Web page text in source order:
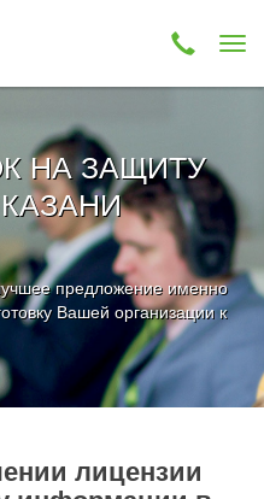
НА ЗАЩИТУ
предложение именно
Вашей организации к
лицензии